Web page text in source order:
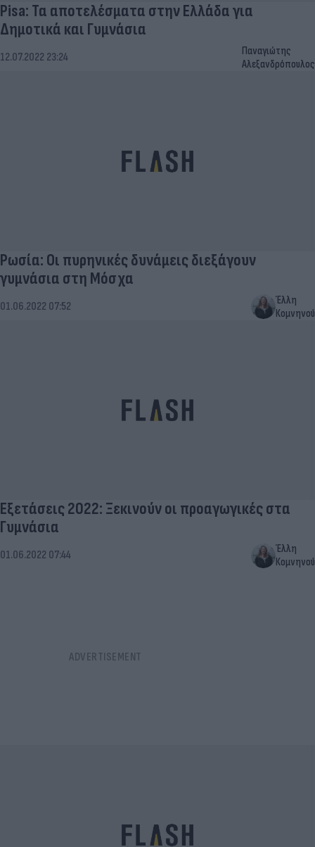
Pisa: Τα αποτελέσματα στην Ελλάδα για
Δημοτικά και Γυμνάσια
12.07.2022 23:24
Παναγιώτης
Αλεξανδρόπουλος
Ρωσία: Οι πυρηνικές δυνάμεις διεξάγουν
γυμνάσια στη Μόσχα
01.06.2022 07:52
Έλλη
Κομνηνού
Εξετάσεις 2022: Ξεκινούν οι προαγωγικές στα
Γυμνάσια
01.06.2022 07:44
Έλλη
Κομνηνού